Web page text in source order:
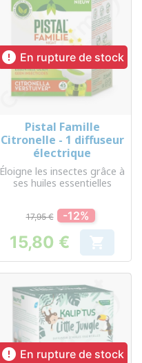
 En rupture de stock
Pistal Famille
Citronelle - 1 diffuseur
électrique
Éloigne les insectes grâce à
ses huiles essentielles
17,95 € -12%
Prix
15,80 € 
 En rupture de stock